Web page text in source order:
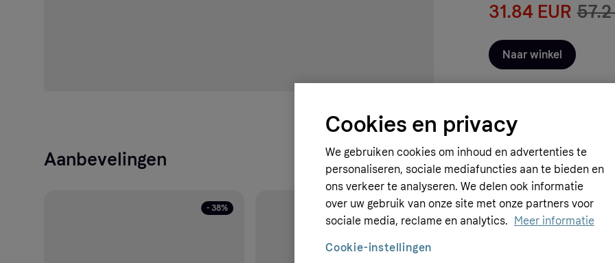
31.84 EUR 57.2
Naar winkel
Aanbevelingen
- 38% - 9%
Cookies en privacy
We gebruiken cookies om inhoud en advertenties te
personaliseren, sociale mediafuncties aan te bieden en
ons verkeer te analyseren. We delen ook informatie
over uw gebruik van onze site met onze partners voor
sociale media, reclame en analytics. Meer informatie
Cookie-instellingen